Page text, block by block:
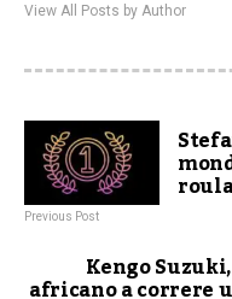
View All Posts by Author
Previous Post
Kengo
africano a correre